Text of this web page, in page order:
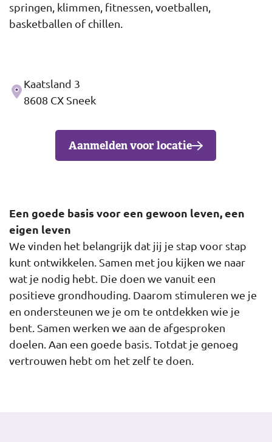
springen, klimmen, fitnessen, voetballen,
basketballen of chillen.
Adres
Kaatsland 3
8608 CX Sneek
Aanmelden voor locatie
Een goede basis voor een gewoon leven, een
eigen leven
We vinden het belangrijk dat jij je stap voor stap
kunt ontwikkelen. Samen met jou kijken we naar
wat je nodig hebt. Die doen we vanuit een
positieve grondhouding. Daarom stimuleren we je
en ondersteunen we je om te ontdekken wie je
bent. Samen werken we aan de afgesproken
doelen. Aan een goede basis. Totdat je genoeg
vertrouwen hebt om het zelf te doen.